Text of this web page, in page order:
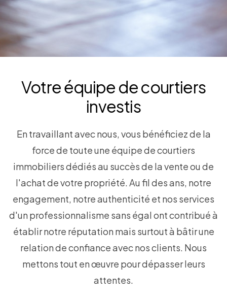
Votre équipe de courtiers
investis
En travaillant avec nous, vous bénéficiez de la
force de toute une équipe de courtiers
immobiliers dédiés au succès de la vente ou de
l'achat de votre propriété. Au fil des ans, notre
engagement, notre authenticité et nos services
d'un professionnalisme sans égal ont contribué à
établir notre réputation mais surtout à bâtir une
relation de confiance avec nos clients. Nous
mettons tout en œuvre pour dépasser leurs
attentes.